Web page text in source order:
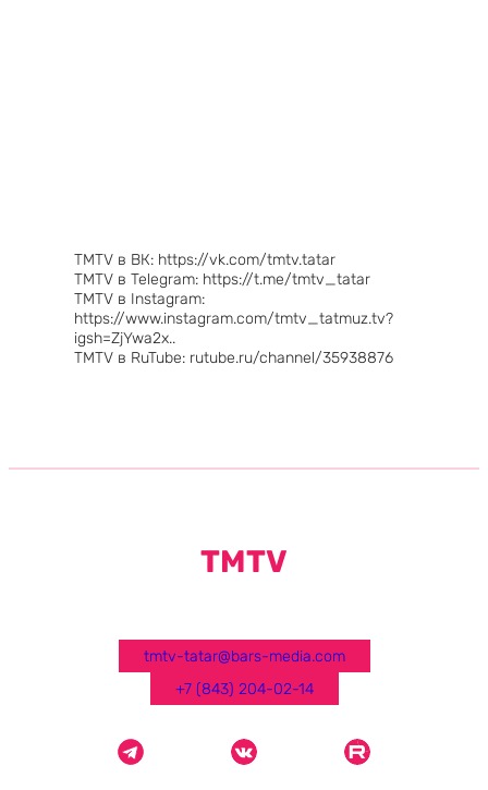
TMTV в ВК: https://vk.com/tmtv.tatar
TMTV в Telegram: https://t.me/tmtv_tatar
TMTV в Instagram:
https://www.instagram.com/tmtv_tatmuz.tv?
igsh=ZjYwa2x..
TMTV в RuTube: rutube.ru/channel/35938876
TMTV
tmtv-tatar@bars-media.com
+7 (843) 204-02-14